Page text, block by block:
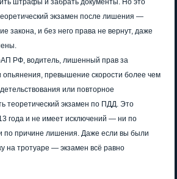
штрафы и забрать документы. Но это
экзамен после лишения —
закона, и без него права не вернут, даже
РФ, водитель, лишенный прав за
опьянения, превышение скорости более чем
или повторное
теоретический экзамен по ПДД. Это
года и не имеет исключений — ни по
по причине лишения. Даже если вы были
на тротуаре — экзамен всё равно